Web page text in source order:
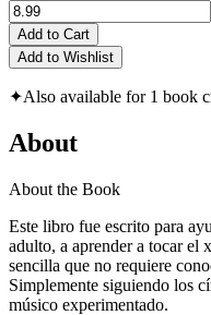
Add to Cart
Add to Wishlist
✦Also available for 1 book
About
About the Book
Este libro fue escrito para
adulto, a aprender a tocar el
sencilla que no requiere
Simplemente siguiendo los
músico experimentado.